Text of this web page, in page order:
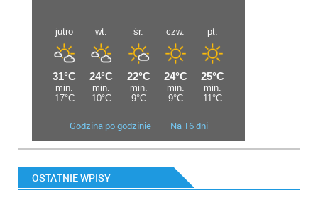
Godzina po godzinie Na 16 dni
OSTATNIE WPISY